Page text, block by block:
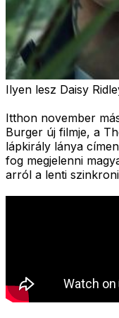
Ilyen lesz Daisy
Itthon november
Burger új filmje, a
lápkirály lánya
fog megjelenni
arról a lenti